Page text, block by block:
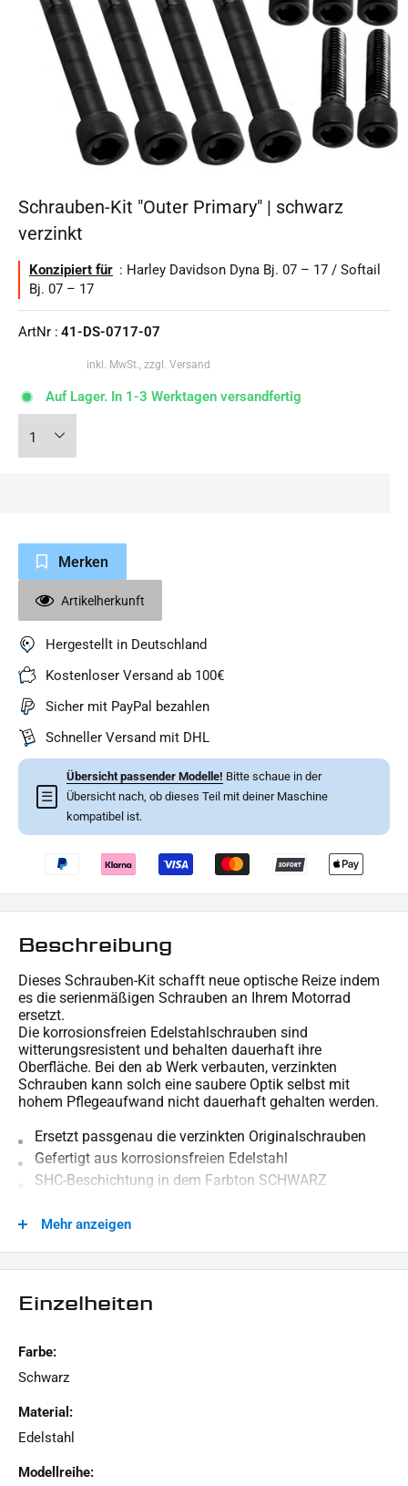
Schrauben-Kit "Outer Primary" | schwarz
verzinkt
Konzipiert für : Harley Davidson Dyna Bj. 07 – 17 / Softail
Bj. 07 – 17
ArtNr : 41-DS-0717-07
inkl. MwSt., zzgl. Versand
Auf Lager. In 1-3 Werktagen versandfertig
Merken
Artikelherkunft
Hergestellt in Deutschland
Kostenloser Versand ab 100€
Sicher mit PayPal bezahlen
Schneller Versand mit DHL
☰
Übersicht passender Modelle! Bitte schaue in der
Übersicht nach, ob dieses Teil mit deiner Maschine
kompatibel ist.
Beschreibung
Dieses Schrauben-Kit schafft neue optische Reize indem
es die serienmäßigen Schrauben an Ihrem Motorrad
ersetzt.
Die korrosionsfreien Edelstahlschrauben sind
witterungsresistent und behalten dauerhaft ihre
Oberfläche. Bei den ab Werk verbauten, verzinkten
Schrauben kann solch eine saubere Optik selbst mit
hohem Pflegeaufwand nicht dauerhaft gehalten werden.
Ersetzt passgenau die verzinkten Originalschrauben
Gefertigt aus korrosionsfreien Edelstahl
SHC-Beschichtung in dem Farbton SCHWARZ
Pflegeaufwand
Für technische Auskünfte stehen wir gern zur Verfügung.
1x Schrauben-Kit "Outer Primary"
geht.
Mehr anzeigen
Einzelheiten
Farbe:
Schwarz
Material:
Edelstahl
Modellreihe: